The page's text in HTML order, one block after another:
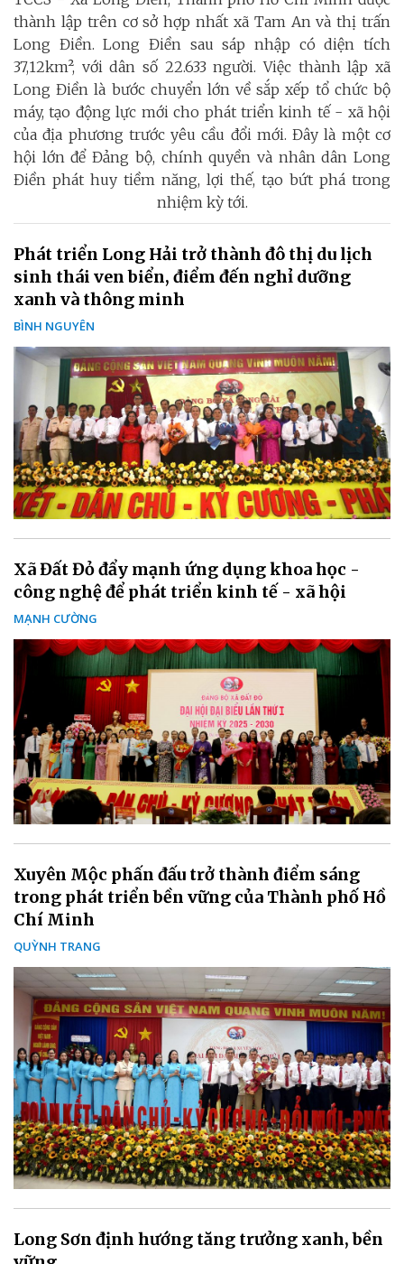
thành lập trên cơ sở hợp nhất xã Tam An và thị trấn
Long Điền. Long Điền sau sáp nhập có diện tích
37,12km², với dân số 22.633 người. Việc thành lập xã
Long Điền là bước chuyển lớn về sắp xếp tổ chức bộ
máy, tạo động lực mới cho phát triển kinh tế - xã hội
của địa phương trước yêu cầu đổi mới. Đây là một cơ
hội lớn để Đảng bộ, chính quyền và nhân dân Long
Điền phát huy tiềm năng, lợi thế, tạo bứt phá trong
nhiệm kỳ tới.
Phát triển Long Hải trở thành đô thị du lịch
sinh thái ven biển, điểm đến nghỉ dưỡng
xanh và thông minh
BÌNH NGUYÊN
Xã Đất Đỏ đẩy mạnh ứng dụng khoa học -
công nghệ để phát triển kinh tế - xã hội
MẠNH CƯỜNG
Xuyên Mộc phấn đấu trở thành điểm sáng
trong phát triển bền vững của Thành phố Hồ
Chí Minh
QUỲNH TRANG
Long Sơn định hướng tăng trưởng xanh, bền